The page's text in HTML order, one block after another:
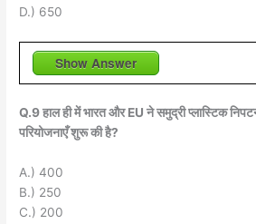
D.) 650
Show Answer
Q.9 हाल ही में भारत और EU ने समुद्री प्लास्टिक
परियोजनाएँ शुरू की है?
A.) 400
B.) 250
C.) 200